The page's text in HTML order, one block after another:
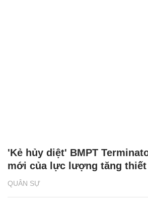
QUÂN SỰ
'Kẻ hủy diệt' BMPT
mới của lực lượng tăng thiết